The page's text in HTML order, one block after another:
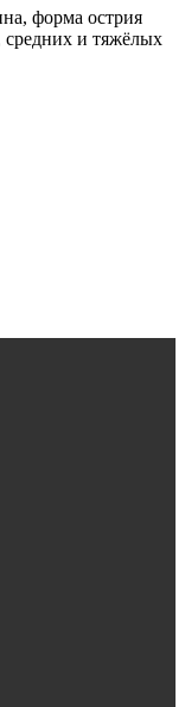
форма острия
средних и тяжёлых